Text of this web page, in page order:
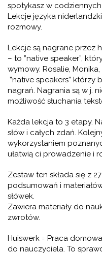
spotykasz w
Lekcje języka
rozmowy.
Lekcje są nagrane przez
– to ”native speaker”,
wymowy. Rosalie,
”native speakers” którzy
nagrań. Nagrania są w j.
możliwość słuchania
Każda lekcja to 3 etapy.
słów i całych zdań.
wykorzystaniem
ułatwią ci prowadzenie i
Zestaw ten składa się z
podsumowań i
słówek.
Zawiera materiały do
zwrotów.
Huiswerk = Praca
do nauczyciela. To